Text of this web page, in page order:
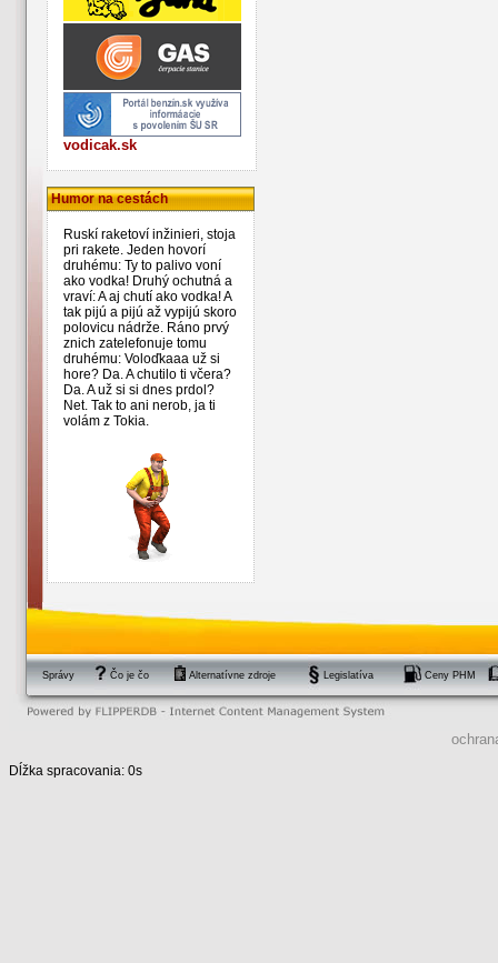
vodicak.sk
Humor na cestách
Ruskí raketoví inžinieri, stoja
pri rakete. Jeden hovorí
druhému: Ty to palivo voní
ako vodka! Druhý ochutná a
vraví: A aj chutí ako vodka! A
tak pijú a pijú až vypijú skoro
polovicu nádrže. Ráno prvý
znich zatelefonuje tomu
druhému: Voloďkaaa už si
hore? Da. A chutilo ti včera?
Da. A už si si dnes prdol?
Net. Tak to ani nerob, ja ti
volám z Tokia.
Správy Čo je čo Alternatívne zdroje Legislatíva Ceny PHM
Dĺžka spracovania: 0s